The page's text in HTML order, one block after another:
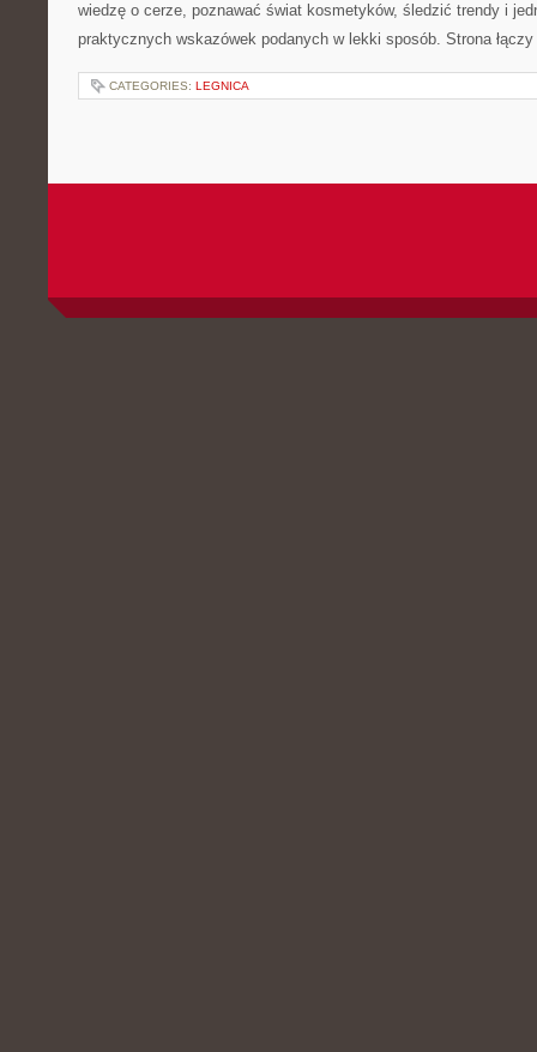
wiedzę o cerze, poznawać świat kosmetyków, śledzić trendy i
praktycznych wskazówek podanych w lekki sposób. Strona
CATEGORIES: LEGNICA